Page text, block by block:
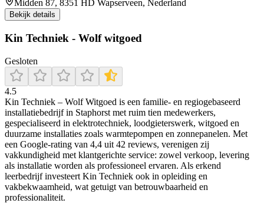
Midden 87, 8351 HD Wapserveen, Nederland
Bekijk details
Kin Techniek - Wolf witgoed
Gesloten
4.5
Kin Techniek – Wolf Witgoed is een familie- en regiogebaseerd
installatiebedrijf in Staphorst met ruim tien medewerkers,
gespecialiseerd in elektrotechniek, loodgieterswerk, witgoed en
duurzame installaties zoals warmtepompen en zonnepanelen. Met
een Google-rating van 4,4 uit 42 reviews, verenigen zij
vakkundigheid met klantgerichte service: zowel verkoop, levering
als installatie worden als professioneel ervaren. Als erkend
leerbedrijf investeert Kin Techniek ook in opleiding en
vakbekwaamheid, wat getuigt van betrouwbaarheid en
professionaliteit.